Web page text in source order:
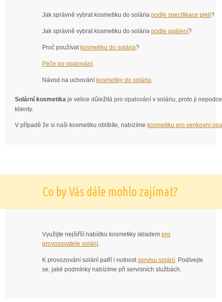
Jak správně vybrat kosmetiku do solária podle specifikace pleti?
Jak správně vybrat kosmetiku do solária podle opálení?
Proč používat kosmetiku do solária?
Péče po opalování.
Návod na uchování kosmetiky do solária.
Solární kosmetika je velice důležitá pro opalování v soláriu, proto ji
klienty.
V případě že si naši kosmetiku oblíbíte, nabízíme kosmetiku pro venkovní
Co by Vás dále mohlo zajímat?
Využijte nejšiřší nabídku kosmetiky skladem pro
provozovatele solárií.
K provozování solárií patří i nutnostservisu solárií. Podívejte
se, jaké podmínky nabízíme při servisních službách.